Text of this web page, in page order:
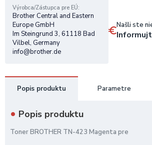
Výrobca/Zástupca pre EÚ
Brother Central and Eastern
Europe GmbH
Im Steingrund 3, 61118 Bad
Vilbel, Germany
info@brother.de
Našli ste
Popis produktu Parametre
Popis produktu
Toner BROTHER TN-423 Magenta pre